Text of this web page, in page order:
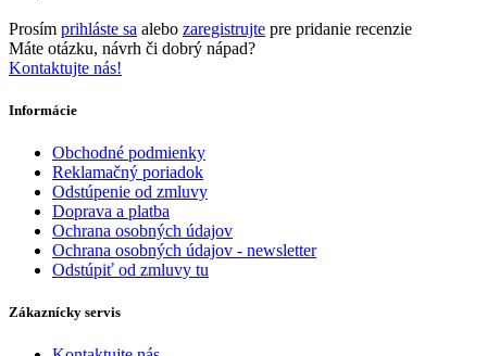
Prosím prihláste sa alebo zaregistrujte pre pridanie recenzie
Máte otázku, návrh či dobrý nápad?
Kontaktujte nás!
Informácie
Obchodné podmienky
Reklamačný poriadok
Odstúpenie od zmluvy
Doprava a platba
Ochrana osobných údajov
Ochrana osobných údajov - newsletter
Odstúpiť od zmluvy tu
Zákaznícky servis